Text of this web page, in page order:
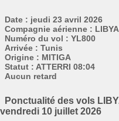
Date : jeudi 23 avril 2026
Compagnie aérienne :
Numéro du vol : YL800
Arrivée : Tunis
Origine : MITIGA
Statut : ATTERRI 08:04
Aucun retard
Ponctualité des vols
vendredi 10 juillet 2026